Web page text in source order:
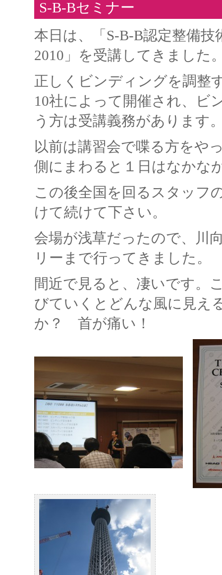
S-B-Bセミナー
本日は、「S-B-B認定整備技
2010」を受講してきました
正しくビンディングを調整
10社によって開催され、ビ
う方は受講義務があります
以前は講習会で喋る方をや
側にまわると１日はなかな
この後全国を回るスタッフ
けて続けて下さい。
会場が浅草だったので、川
リーまで行ってきました。
間近で見ると、凄いです。
びていくとどんな風に見え
か？ 首が痛い！